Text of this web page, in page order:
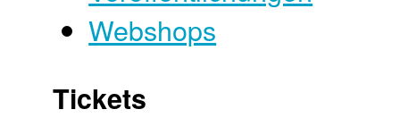
Webshops
Tickets